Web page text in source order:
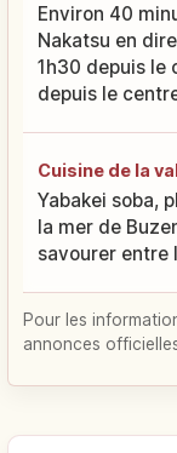
Environ 40
Nakatsu en
1h30 depuis le
depuis le
Cuisine de la
Yabakei soba,
la mer de
savourer entre
Pour les
annonces